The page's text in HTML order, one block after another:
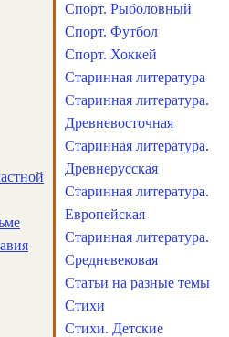
Спорт. Рыболовный
Спорт. Футбол
Спорт. Хоккей
Старинная литература
Старинная литература.
Древневосточная
Старинная литература.
Древнерусская
Старинная литература.
Европейская
Старинная литература.
Средневековая
Статьи на разные темы
Стихи
Стихи. Детские